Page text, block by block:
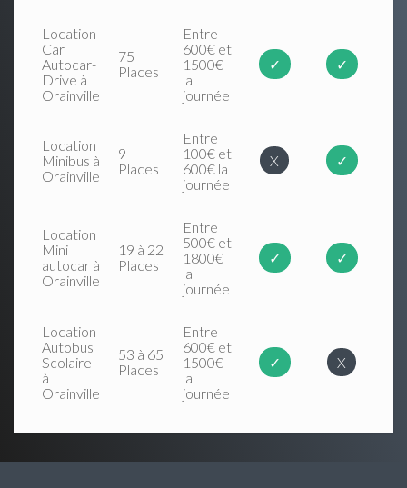
Location
Car
Autocar-
Drive à
Orainville
75
Places
Entre
600€ et
1500€
la
journée
✓ ✓
Location
Minibus à
Orainville
9
Places
Entre
100€ et
600€ la
journée
X ✓
Location
Mini
autocar à
Orainville
19 à 22
Places
Entre
500€ et
1800€
la
journée
✓ ✓
Location
Autobus
Scolaire
à
Orainville
53 à 65
Places
Entre
600€ et
1500€
la
journée
✓ X